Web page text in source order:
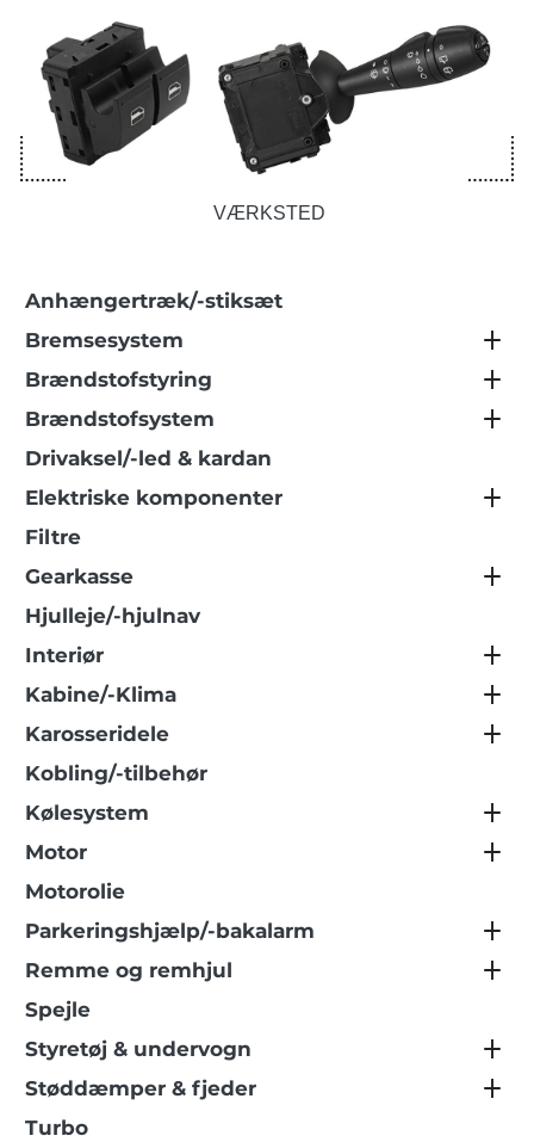
VÆRKSTED
Anhængertræk/-stiksæt
Bremsesystem
Brændstofstyring
Brændstofsystem
Drivaksel/-led & kardan
Elektriske komponenter
Filtre
Gearkasse
Hjulleje/-hjulnav
Interiør
Kabine/-Klima
Karosseridele
Kobling/-tilbehør
Kølesystem
Motor
Motorolie
Parkeringshjælp/-bakalarm
Remme og remhjul
Spejle
Styretøj & undervogn
Støddæmper & fjeder
Turbo